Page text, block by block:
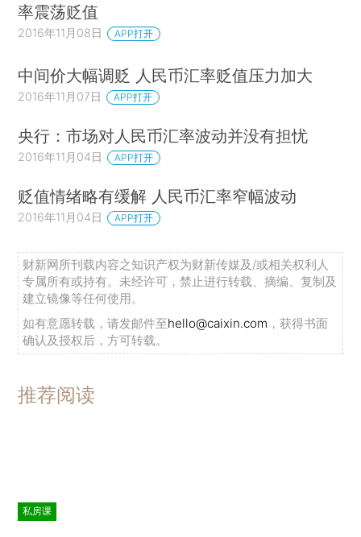
率震荡贬值
2016年11月08日 APP打开
中间价大幅调贬 人民币汇率贬值压力加大
2016年11月07日 APP打开
央行：市场对人民币汇率波动并没有担忧
2016年11月04日 APP打开
贬值情绪略有缓解 人民币汇率窄幅波动
2016年11月04日 APP打开
财新网所刊载内容之知识产权为财新传媒及/或相关权利人
专属所有或持有。未经许可，禁止进行转载、摘编、复制及
建立镜像等任何使用。
如有意愿转载，请发邮件至hello@caixin.com ，获得书面
确认及授权后，方可转载。
推荐阅读
私房课